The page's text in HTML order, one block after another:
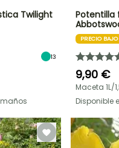
Twilight
13
Potentilla
PRECIO BAJO
9,90 €
Maceta 1L/
Disponible